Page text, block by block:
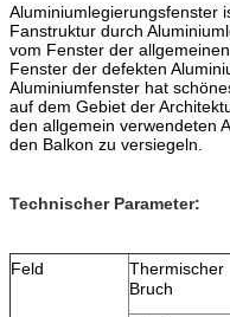
Aluminiumlegierungsfenster
Fanstruktur durch
vom Fenster der
Fenster der defekten
Aluminiumfenster hat
auf dem Gebiet der
den allgemein verwendeten
den Balkon zu versiegeln.
Technischer Parameter:
Feld
Thermischer
Bruch